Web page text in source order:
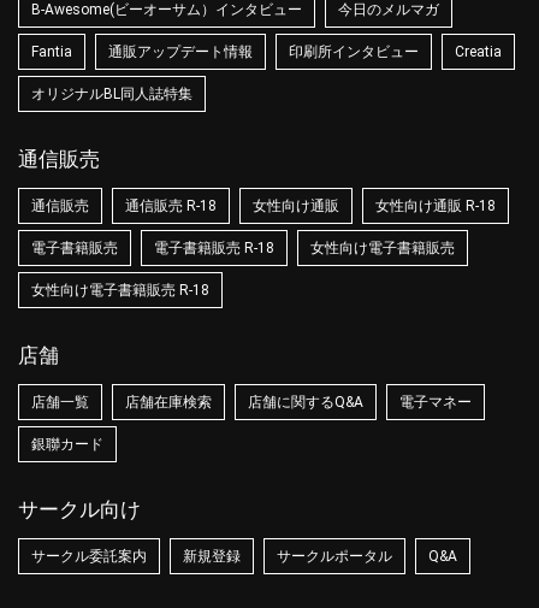
B-Awesome(ビーオーサム）インタビュー 今日のメルマガ
Fantia 通販アップデート情報 印刷所インタビュー Creatia
オリジナルBL同人誌特集
通信販売
通信販売 通信販売 R-18 女性向け通販 女性向け通販 R-18
電子書籍販売 電子書籍販売 R-18 女性向け電子書籍販売
女性向け電子書籍販売 R-18
店舗
店舗一覧 店舗在庫検索 店舗に関するQ&A 電子マネー
銀聯カード
サークル向け
サークル委託案内 新規登録 サークルポータル Q&A